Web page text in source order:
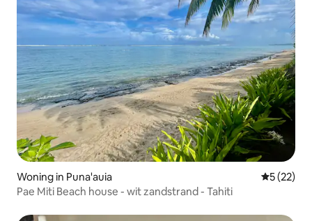
Woning in Puna'auia
5 (22)
Pae Miti Beach house - wit zandstrand - Tahiti